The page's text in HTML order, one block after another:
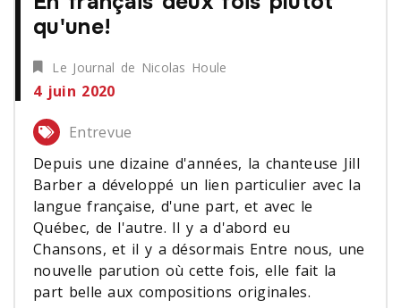
qu'une!
Le Journal de Nicolas Houle
4 juin 2020
Entrevue
Depuis une dizaine d'années, la chanteuse Jill
Barber a développé un lien particulier avec la
langue française, d'une part, et avec le
Québec, de l'autre. Il y a d'abord eu
Chansons, et il y a désormais Entre nous, une
nouvelle parution où cette fois, elle fait la
part belle aux compositions originales.